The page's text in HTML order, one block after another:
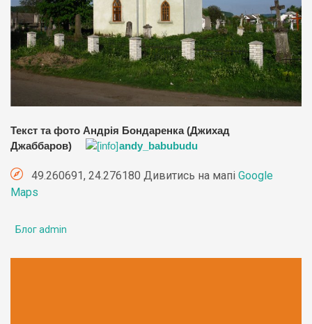
Текст та фото Андрія Бондаренка (Джихад
Джаббаров)
andy_babubudu
49.260691, 24.276180 Дивитись на мапі Google
Maps
Блог admin